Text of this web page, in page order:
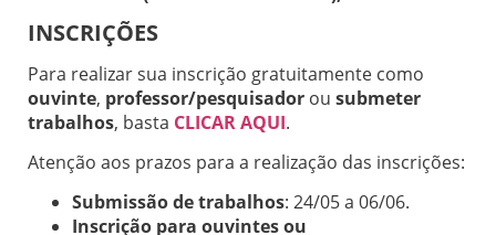
INSCRIÇÕES
Para realizar sua inscrição gratuitamente como
ouvinte, professor/pesquisador ou submeter
trabalhos, basta CLICAR AQUI.
Atenção aos prazos para a realização das inscrições:
Submissão de trabalhos: 24/05 a 06/06.
Inscrição para ouvintes ou